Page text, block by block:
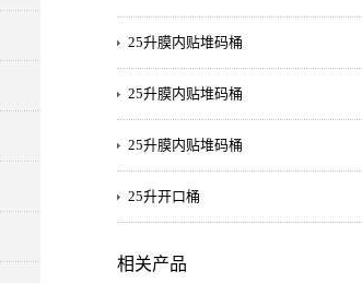
25升膜内贴堆码桶
25升膜内贴堆码桶
25升膜内贴堆码桶
25升开口桶
相关产品